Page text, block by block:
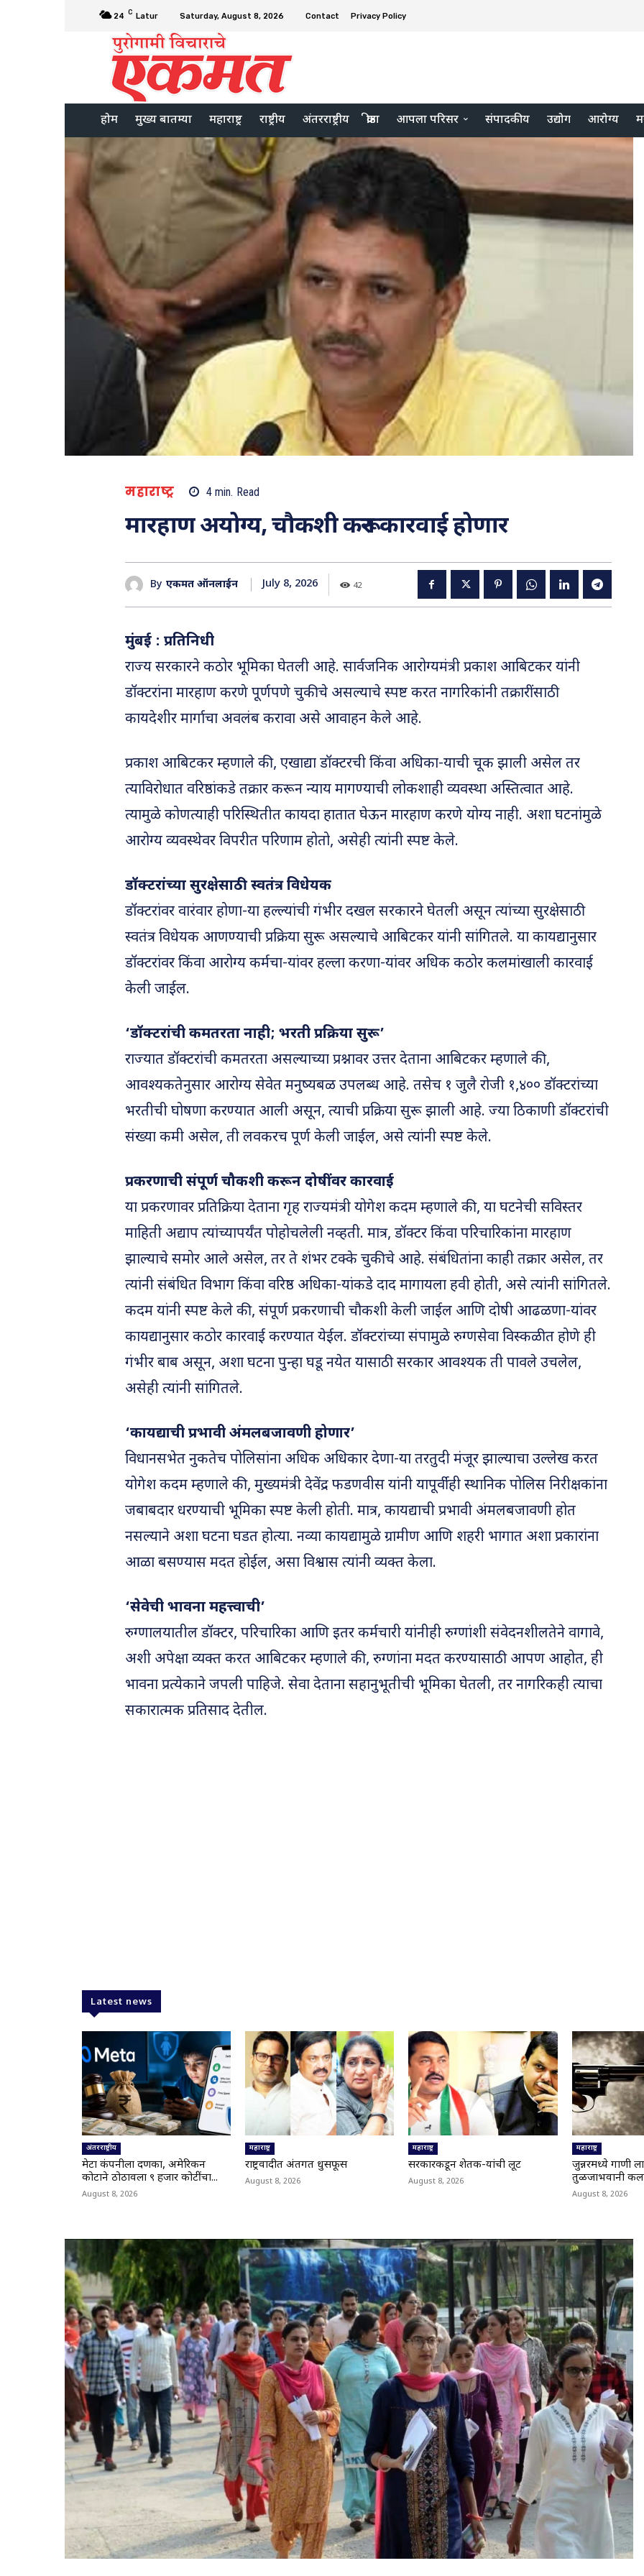
24 C Latur Saturday, August 8, 2026 Contact Privacy Policy
होम मुख्य बातम्या महाराष्ट्र राष्ट्रीय अंतरराष्ट्रीय क्रीडा आपला परिसर संपादकीय उद्योग आरोग्य
महाराष्ट्र 4 min. Read
मारहाण अयोग्य, चौकशी करून कारवाई होणार
By एकमत ऑनलाईन July 8, 2026 42
मुंबई : प्रतिनिधी
राज्य सरकारने कठोर भूमिका घेतली आहे. सार्वजनिक आरोग्यमंत्री प्रकाश आबिटकर यांनी
डॉक्टरांना मारहाण करणे पूर्णपणे चुकीचे असल्याचे स्पष्ट करत नागरिकांनी तक्रारींसाठी
कायदेशीर मार्गाचा अवलंब करावा असे आवाहन केले आहे.
प्रकाश आबिटकर म्हणाले की, एखाद्या डॉक्टरची किंवा अधिका-याची चूक झाली असेल तर
त्याविरोधात वरिष्ठांकडे तक्रार करून न्याय मागण्याची लोकशाही व्यवस्था अस्तित्वात आहे.
त्यामुळे कोणत्याही परिस्थितीत कायदा हातात घेऊन मारहाण करणे योग्य नाही. अशा घटनांमुळे
आरोग्य व्यवस्थेवर विपरीत परिणाम होतो, असेही त्यांनी स्पष्ट केले.
डॉक्टरांच्या सुरक्षेसाठी स्वतंत्र विधेयक
डॉक्टरांवर वारंवार होणा-या हल्ल्यांची गंभीर दखल सरकारने घेतली असून त्यांच्या सुरक्षेसाठी
स्वतंत्र विधेयक आणण्याची प्रक्रिया सुरू असल्याचे आबिटकर यांनी सांगितले. या कायद्यानुसार
डॉक्टरांवर किंवा आरोग्य कर्मचा-यांवर हल्ला करणा-यांवर अधिक कठोर कलमांखाली कारवाई
केली जाईल.
‘डॉक्टरांची कमतरता नाही; भरती प्रक्रिया सुरू’
राज्यात डॉक्टरांची कमतरता असल्याच्या प्रश्नावर उत्तर देताना आबिटकर म्हणाले की,
आवश्यकतेनुसार आरोग्य सेवेत मनुष्यबळ उपलब्ध आहे. तसेच १ जुलै रोजी १,४०० डॉक्टरांच्या
भरतीची घोषणा करण्यात आली असून, त्याची प्रक्रिया सुरू झाली आहे. ज्या ठिकाणी डॉक्टरांची
संख्या कमी असेल, ती लवकरच पूर्ण केली जाईल, असे त्यांनी स्पष्ट केले.
प्रकरणाची संपूर्ण चौकशी करून दोषींवर कारवाई
या प्रकरणावर प्रतिक्रिया देताना गृह राज्यमंत्री योगेश कदम म्हणाले की, या घटनेची सविस्तर
माहिती अद्याप त्यांच्यापर्यंत पोहोचलेली नव्हती. मात्र, डॉक्टर किंवा परिचारिकांना मारहाण
झाल्याचे समोर आले असेल, तर ते शंभर टक्के चुकीचे आहे. संबंधितांना काही तक्रार असेल, तर
त्यांनी संबंधित विभाग किंवा वरिष्ठ अधिका-यांकडे दाद मागायला हवी होती, असे त्यांनी सांगितले.
कदम यांनी स्पष्ट केले की, संपूर्ण प्रकरणाची चौकशी केली जाईल आणि दोषी आढळणा-यांवर
कायद्यानुसार कठोर कारवाई करण्यात येईल. डॉक्टरांच्या संपामुळे रुग्णसेवा विस्कळीत होणे ही
गंभीर बाब असून, अशा घटना पुन्हा घडू नयेत यासाठी सरकार आवश्यक ती पावले उचलेल,
असेही त्यांनी सांगितले.
‘कायद्याची प्रभावी अंमलबजावणी होणार’
विधानसभेत नुकतेच पोलिसांना अधिक अधिकार देणा-या तरतुदी मंजूर झाल्याचा उल्लेख करत
योगेश कदम म्हणाले की, मुख्यमंत्री देवेंद्र फडणवीस यांनी यापूर्वीही स्थानिक पोलिस निरीक्षकांना
जबाबदार धरण्याची भूमिका स्पष्ट केली होती. मात्र, कायद्याची प्रभावी अंमलबजावणी होत
नसल्याने अशा घटना घडत होत्या. नव्या कायद्यामुळे ग्रामीण आणि शहरी भागात अशा प्रकारांना
आळा बसण्यास मदत होईल, असा विश्वास त्यांनी व्यक्त केला.
‘सेवेची भावना महत्त्वाची’
रुग्णालयातील डॉक्टर, परिचारिका आणि इतर कर्मचारी यांनीही रुग्णांशी संवेदनशीलतेने वागावे,
अशी अपेक्षा व्यक्त करत आबिटकर म्हणाले की, रुग्णांना मदत करण्यासाठी आपण आहोत, ही
भावना प्रत्येकाने जपली पाहिजे. सेवा देताना सहानुभूतीची भूमिका घेतली, तर नागरिकही त्याचा
सकारात्मक प्रतिसाद देतील.
Latest news
अंतरराष्ट्रीय
मेटा कंपनीला दणका, अमेरिकन
कोर्टाने ठोठावला ९ हजार कोटींचा...
August 8, 2026
महाराष्ट्र
राष्ट्रवादीत अंतर्गत धुसफूस
August 8, 2026
महाराष्ट्र
सरकारकडून शेतक-यांची लूट
August 8, 2026
महाराष्ट्र
जुन्नरमध्ये गाणी
तुळजाभवानी कला
August 8, 2026